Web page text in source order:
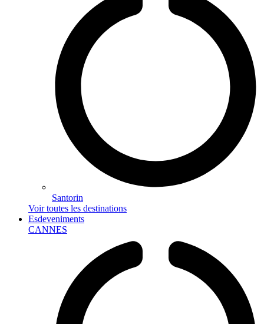
Santorin
Voir toutes les destinations
Esdeveniments
CANNES